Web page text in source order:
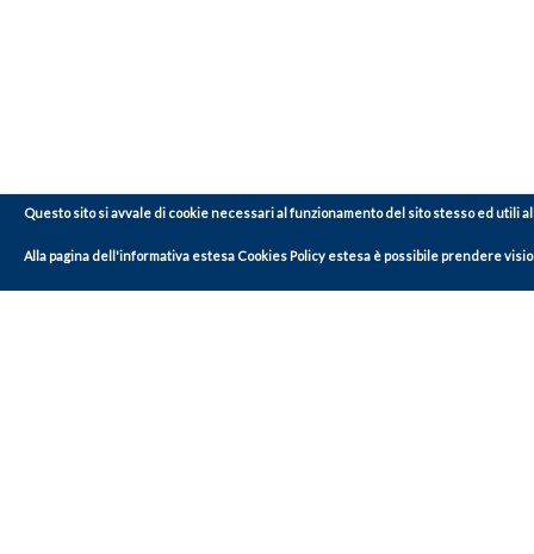
Questo sito si avvale di cookie necessari al funzionamento del sito stesso ed utili
Allapagina dell'informativa estesa Cookies Policy estesa è possibile prendere